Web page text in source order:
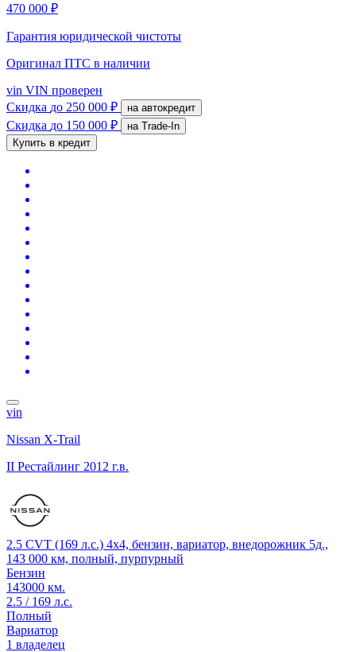
470 000 ₽
Гарантия юридической чистоты
Оригинал ПТС в наличии
vin VIN проверен
Скидка до 250 000 ₽ на автокредит
Скидка до 150 000 ₽
на Trade-In
Купить в кредит
vin
Nissan X-Trail
II Рестайлинг 2012 г.в.
2.5 CVT (169 л.с.) 4x4, бензин, вариатор, внедорожник 5д.,
143 000 км, полный, пурпурный
Бензин
143000 км.
2.5 / 169 л.с.
Полный
Вариатор
1 владелец